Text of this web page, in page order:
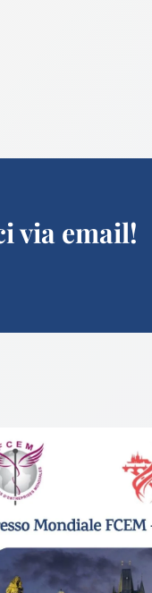
via email!